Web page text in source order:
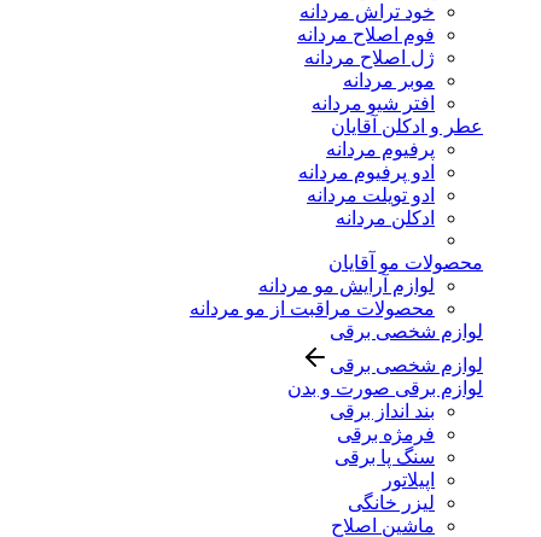
خود تراش مردانه
فوم اصلاح مردانه
ژل اصلاح مردانه
موبر مردانه
افتر شیو مردانه
عطر و ادکلن آقایان
پرفیوم مردانه
ادو پرفیوم مردانه
ادو تویلت مردانه
ادکلن مردانه
محصولات مو آقایان
لوازم آرایش مو مردانه
محصولات مراقبت از مو مردانه
لوازم شخصی برقی
لوازم شخصی برقی
لوازم برقی صورت و بدن
بند انداز برقی
فرمژه برقی
سنگ پا برقی
اپیلاتور
لیزر خانگی
ماشین اصلاح